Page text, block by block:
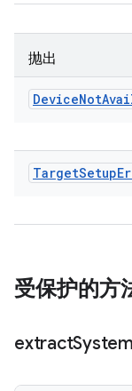
抛出
DeviceNot
TargetSetup
受保护的方
extractSystem